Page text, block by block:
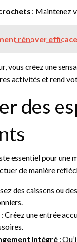
: Maintenez
rénover
vous créez une
activités et rend
des
essentiel pour une
de manière
des caissons ou
: Créez une entrée
intégré :